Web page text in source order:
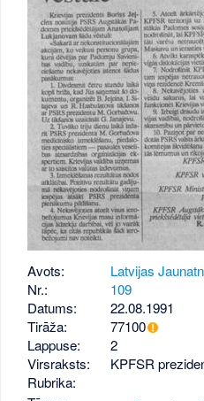
Avots:
Latvijas
Nr.:
109
Datums:
22.08.1991
Tirāža:
77100
Lappuse:
2
Virsraksts:
KPFSR
Rubrika: